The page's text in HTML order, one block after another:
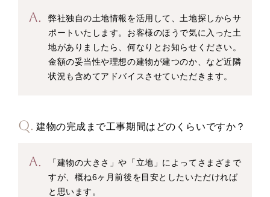
弊社独自の土地情報を活用して、土地探しからサ
ポートいたします。お客様のほうで気に入った土
地がありましたら、何なりとお知らせください。
金額の妥当性や理想の建物が建つのか、など近隣
状況も含めてアドバイスさせていただきます。
建物の完成まで工事期間はどのくらいですか？
「建物の大きさ」や「立地」によってさまざまで
すが、概ね6ヶ月前後を目安としたいただければ
と思います。